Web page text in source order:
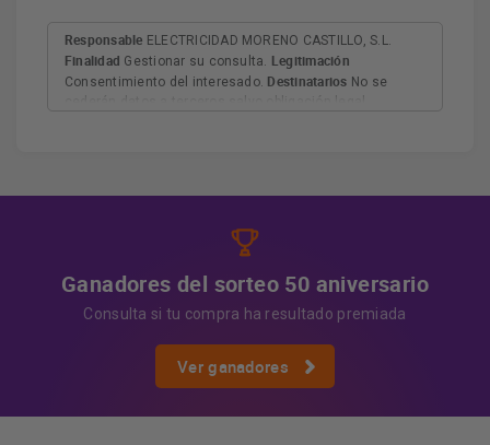
Responsable ELECTRICIDAD MORENO CASTILLO, S.L.
Finalidad Gestionar su consulta. Legitimación
Consentimiento del interesado. Destinatarios No se
Ganadores del sorteo 50 aniversario
Consulta si tu compra ha resultado premiada
Ver ganadores